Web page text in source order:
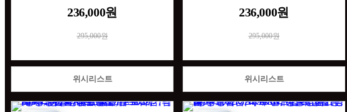
236,000원
295,000원
위시리스트
236,000원
295,000원
위시리스트